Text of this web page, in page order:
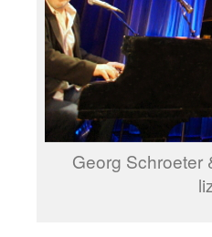
Georg Schroeter